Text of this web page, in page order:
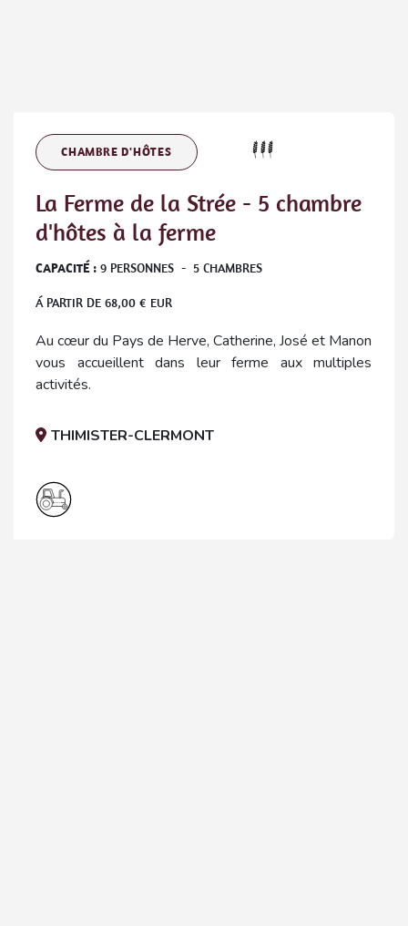
CHAMBRE D'HÔTES
La Ferme de la Strée - 5 chambre
d'hôtes à la ferme
CAPACITÉ : 9 PERSONNES - 5 CHAMBRES
Á PARTIR DE 68,00 € EUR
Au cœur du Pays de Herve, Catherine, José et Manon
vous accueillent dans leur ferme aux multiples
activités.
THIMISTER-CLERMONT